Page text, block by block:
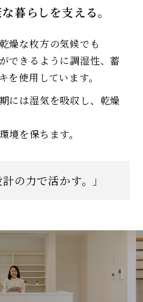
暮らしを支える。
燥な枚方の気候でも
できるように調湿性、蓄
を使用しています。
には湿気を吸収し、乾燥
境を保ちます。
の力で活かす。」